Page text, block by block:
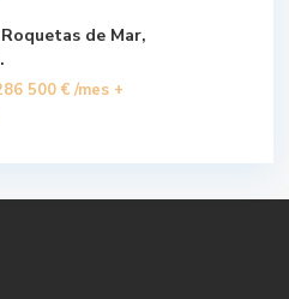
de Mar,
500 € /mes +